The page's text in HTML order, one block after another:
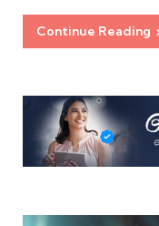
Continue Reading